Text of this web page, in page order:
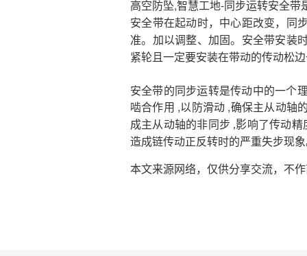
高空防坠,智慧工地-同步运转安全带
安全带在起动时，中心距改变，同
准。加以调整、加固。安全带安装
紧轮且一定要安装在带动的传动松
安全带的同步运转是传动中的一个
啮合作用 ,以防滑动 ,确保主从动轴
成主从动轴的非同步 ,影响了传动
造成链传动正反转时的严重失步现
本文来源网络，仅供分享交流，不